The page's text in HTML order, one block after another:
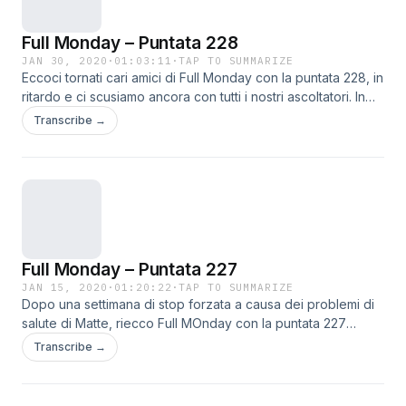
Full Monday – Puntata 228
JAN 30, 2020 · 01:03:11 ·TAP TO SUMMARIZE
Eccoci tornati cari amici di Full Monday con la puntata 228, in
ritardo e ci scusiamo ancora con tutti i nostri ascoltatori. In
conduzione Matte,Milo e Mauro -Analisi dei Championship
tra TEN @ KC e GB @ SF -SF e KC: SuperBowl con le due
Transcribe →
Full Monday – Puntata 227
JAN 15, 2020 · 01:20:22 ·TAP TO SUMMARIZE
Dopo una settimana di stop forzata a causa dei problemi di
salute di Matte, riecco Full MOnday con la puntata 227
assieme ad un Matte senza voce, Milo e Mauro -Argomento
principale ovviamente i Divisional Round -Spazio anche al
Transcribe →